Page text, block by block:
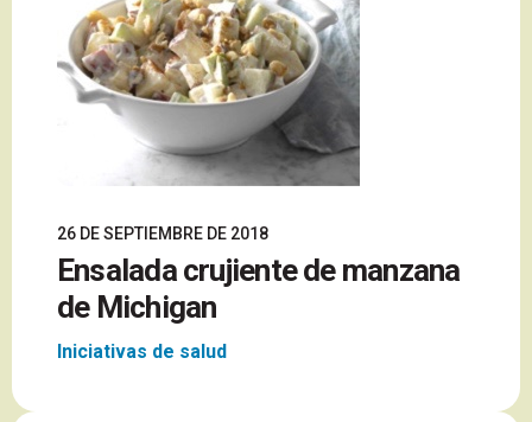
26 DE SEPTIEMBRE DE 2018
Ensalada crujiente de manzana
de Michigan
Iniciativas de salud